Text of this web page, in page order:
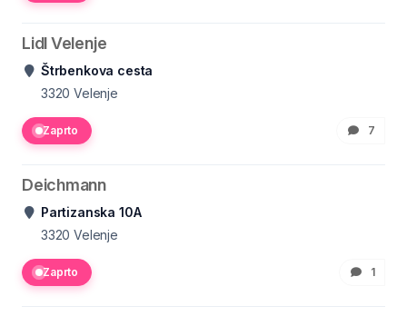
Lidl Velenje
Štrbenkova cesta
3320 Velenje
Zaprto 7
Deichmann
Partizanska 10A
3320 Velenje
Zaprto 1